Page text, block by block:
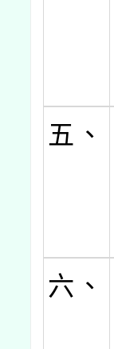
五、
六、